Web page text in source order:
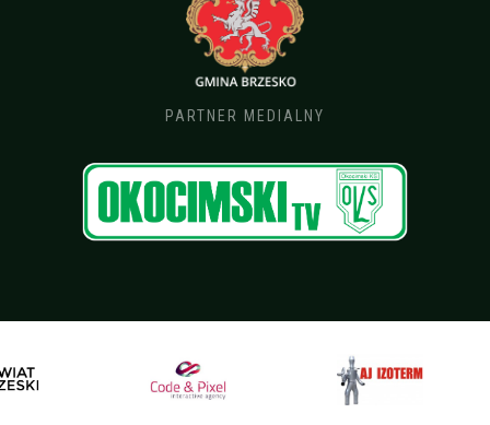
PARTNER MEDIALNY